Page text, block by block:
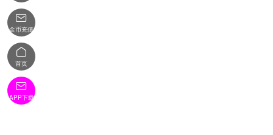

金币充值

首页

APP下载